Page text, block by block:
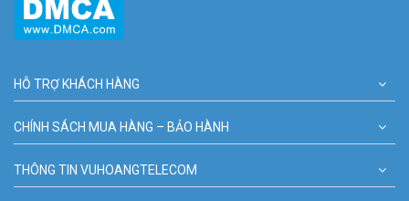
HỖ TRỢ KHÁCH HÀNG
CHÍNH SÁCH MUA HÀNG – BẢO HÀNH
THÔNG TIN VUHOANGTELECOM